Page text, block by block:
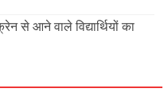
से आने वाले विद्यार्थियों का